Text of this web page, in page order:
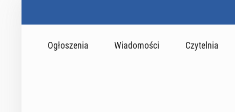
Ogłoszenia Wiadomości Czytelnia